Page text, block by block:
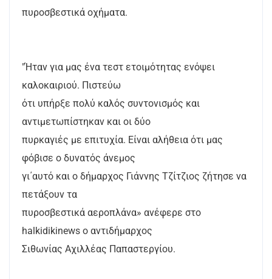
πυροσβεστικά οχήματα.
"Ήταν για μας ένα τεστ ετοιμότητας ενόψει
καλοκαιριού. Πιστεύω
ότι υπήρξε πολύ καλός συντονισμός και
αντιμετωπίστηκαν και οι δύο
πυρκαγιές με επιτυχία. Είναι αλήθεια ότι μας
φόβισε ο δυνατός άνεμος
γι΄αυτό και ο δήμαρχος Γιάννης Τζίτζιος ζήτησε να
πετάξουν τα
πυροσβεστικά αεροπλάνα» ανέφερε στο
halkidikinews ο αντιδήμαρχος
Σιθωνίας Αχιλλέας Παπαστεργίου.